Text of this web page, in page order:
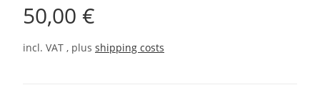
50,00 €
incl. VAT , plus shipping costs